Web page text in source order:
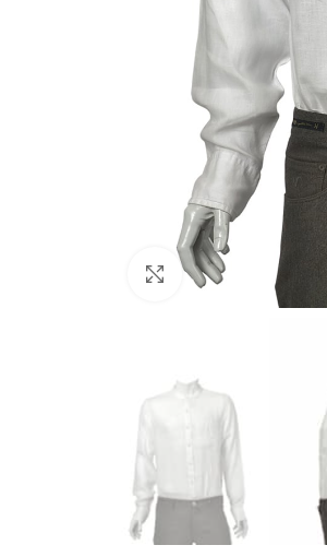
Büyütmek için tıklayın